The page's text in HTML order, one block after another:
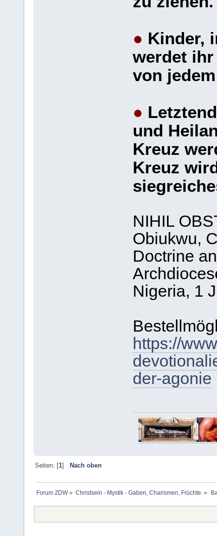
● Kinder,
werdet
von
●
und
Kreuz
Kreuz
NIHIL
Obiukwu,
Doctrine
Nigeria, 1
https://
der-agonie
Seiten: [1] Nach oben
Forum ZDW» Christsein - Mystik - Gaben, Charismen, Früchte. »